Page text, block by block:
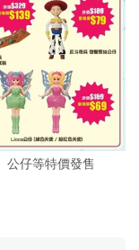
公仔等特價發售